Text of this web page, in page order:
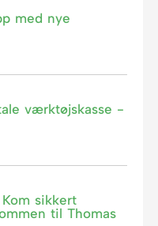
med nye
værktøjskasse -
sikkert
til Thomas